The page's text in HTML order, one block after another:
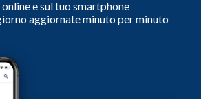
e sul tuo smartphone
aggiornate minuto per minuto